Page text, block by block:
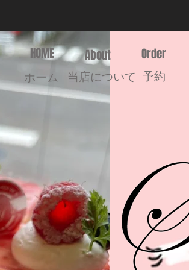
ホーム 当店について 予約
Order
About
HOME